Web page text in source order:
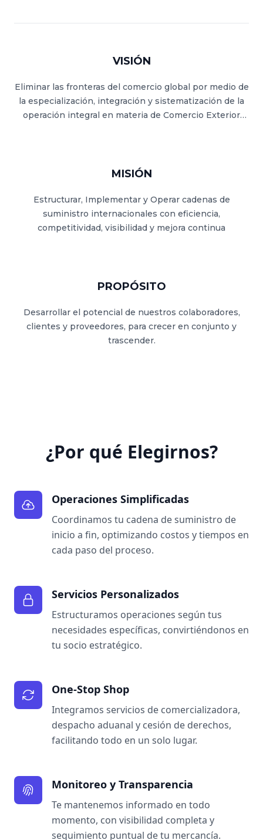
VISIÓN
Eliminar las fronteras del comercio global por medio de
la especialización, integración y sistematización de la
operación integral en materia de Comercio Exterior
MISIÓN
Estructurar, Implementar y Operar cadenas de
suministro internacionales con eficiencia,
competitividad, visibilidad y mejora continua
PROPÓSITO
Desarrollar el potencial de nuestros colaboradores,
clientes y proveedores, para crecer en conjunto y
trascender.
¿Por qué Elegirnos?
Operaciones Simplificadas
Coordinamos tu cadena de suministro de
inicio a fin, optimizando costos y tiempos en
cada paso del proceso.
Servicios Personalizados
Estructuramos operaciones según tus
necesidades específicas, convirtiéndonos en
tu socio estratégico.
One-Stop Shop
Integramos servicios de comercializadora,
despacho aduanal y cesión de derechos,
facilitando todo en un solo lugar.
Monitoreo y Transparencia
Te mantenemos informado en todo
momento, con visibilidad completa y
seguimiento puntual de tu mercancía.